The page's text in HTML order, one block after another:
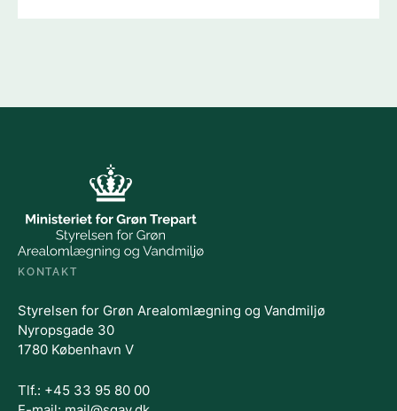
KONTAKT
Styrelsen for Grøn Arealomlægning og Vandmiljø
Nyropsgade 30
1780 København V
Tlf.: +45 33 95 80 00